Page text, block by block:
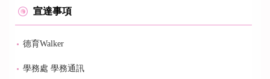
宣達事項
德育Walker
學務處 學務通訊